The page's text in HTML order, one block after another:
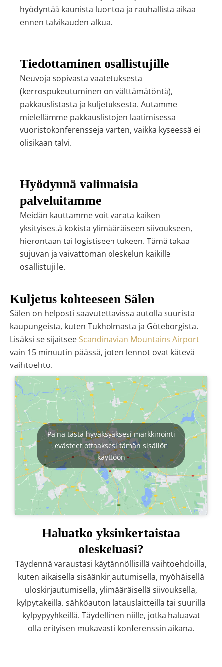
hyödyntää kaunista luontoa ja rauhallista aikaa
ennen talvikauden alkua.
Tiedottaminen osallistujille
Neuvoja sopivasta vaatetuksesta
(kerrospukeutuminen on välttämätöntä),
pakkauslistasta ja kuljetuksesta. Autamme
mielellämme pakkauslistojen laatimisessa
vuoristokonferensseja varten, vaikka kyseessä ei
olisikaan talvi.
Hyödynnä valinnaisia
palveluitamme
Meidän kauttamme voit varata kaiken
yksityisestä kokista ylimääräiseen siivoukseen,
hierontaan tai logistiseen tukeen. Tämä takaa
sujuvan ja vaivattoman oleskelun kaikille
osallistujille.
Kuljetus kohteeseen Sälen
Sälen on helposti saavutettavissa autolla suurista
kaupungeista, kuten Tukholmasta ja Göteborgista.
Lisäksi se sijaitsee Scandinavian Mountains Airport
vain 15 minuutin päässä, joten lennot ovat kätevä
vaihtoehto.
Paina tästä hyväksyäksesi markkinointi
evästeet ottaaksesi tämän sisällön
käyttöön
Haluatko yksinkertaistaa
oleskeluasi?
Täydennä varaustasi käytännöllisillä vaihtoehdoilla,
kuten aikaisella sisäänkirjautumisella, myöhäisellä
uloskirjautumisella, ylimääräisellä siivouksella,
kylpytakeilla, sähköauton latauslaitteilla tai suurilla
kylpypyyhkeillä. Täydellinen niille, jotka haluavat
olla erityisen mukavasti konferenssin aikana.